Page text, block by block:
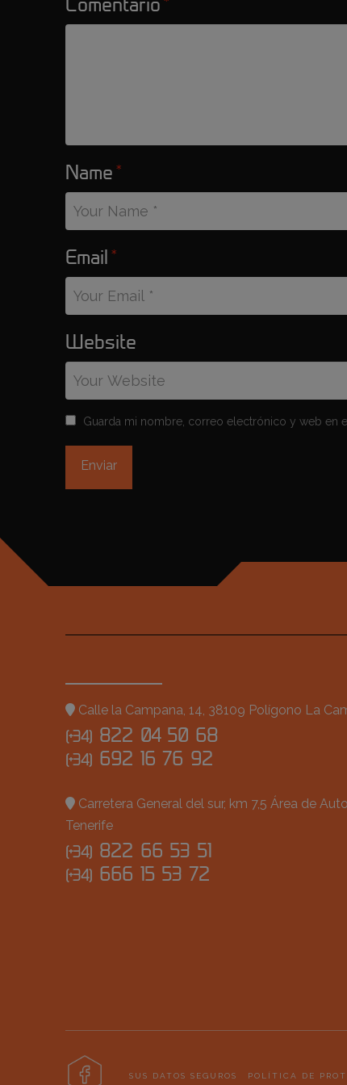
Comentario*
Name*
Email*
Website
Guarda mi nombre, correo electrónico y web en
Calle la Campana, 14, 38109 Polígono La
(+34) 822 04 50 68
(+34) 692 16 76 92
Carretera General del sur, km 7,5 Área de
Tenerife
(+34) 822 66 53 51
(+34) 666 15 53 72
SUS DATOS SEGUROS POLÍTICA DE